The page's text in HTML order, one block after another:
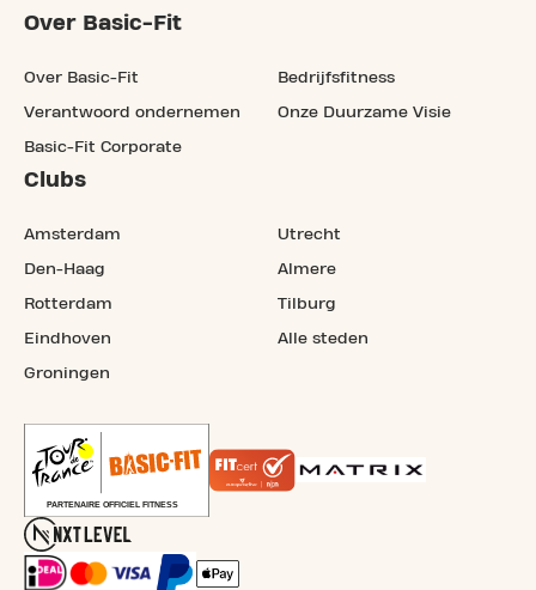
Over Basic-Fit
Over Basic-Fit
Verantwoord ondernemen
Basic-Fit Corporate
Bedrijfsfitness
Onze Duurzame Visie
Clubs
Amsterdam
Den-Haag
Rotterdam
Eindhoven
Groningen
Utrecht
Almere
Tilburg
Alle steden